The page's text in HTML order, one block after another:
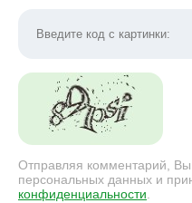
Отправляя комментарий, Вы
персональных данных и
конфиденциальности.